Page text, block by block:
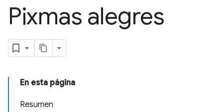
Pixmas alegres
En esta página
Resumen